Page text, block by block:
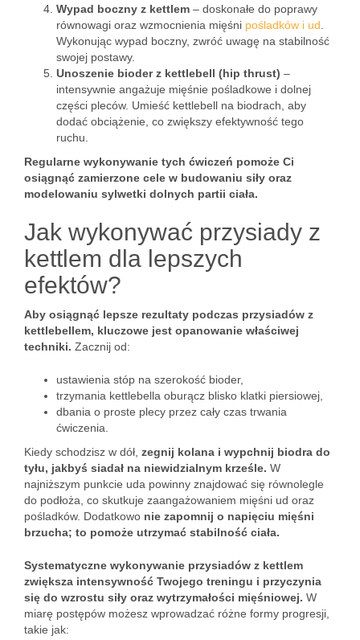
Wypad boczny z kettlem – doskonałe do poprawy
równowagi oraz wzmocnienia mięśni pośladków i ud
Wykonując wypad boczny, zwróć uwagę na stabilność
swojej postawy.
Unoszenie bioder z kettlebell (hip thrust) –
intensywnie angażuje mięśnie pośladkowe i dolnej
części pleców. Umieść kettlebell na biodrach, aby
dodać obciążenie, co zwiększy efektywność tego
ruchu.
Regularne wykonywanie tych ćwiczeń pomoże Ci
osiągnąć zamierzone cele w budowaniu siły oraz
modelowaniu sylwetki dolnych partii ciała.
Jak wykonywać przysiady z
kettlem dla lepszych
efektów?
Aby osiągnąć lepsze rezultaty podczas przysiadów z
kettlebellem, kluczowe jest opanowanie właściwej
techniki. Zacznij od:
ustawienia stóp na szerokość bioder,
trzymania kettlebella oburącz blisko klatki piersiowej,
dbania o proste plecy przez cały czas trwania
ćwiczenia.
Kiedy schodzisz w dół, zegnij kolana i wypchnij biodra do
tyłu, jakbyś siadał na niewidzialnym krześle. W
najniższym punkcie uda powinny znajdować się równolegle
do podłoża, co skutkuje zaangażowaniem mięśni ud oraz
pośladków. Dodatkowo nie zapomnij o napięciu mięśni
brzucha; to pomoże utrzymać stabilność ciała.
Systematyczne wykonywanie przysiadów z kettlem
zwiększa intensywność Twojego treningu i przyczynia
się do wzrostu siły oraz wytrzymałości mięśniowej. W
miarę postępów możesz wprowadzać różne formy progresji,
takie jak: